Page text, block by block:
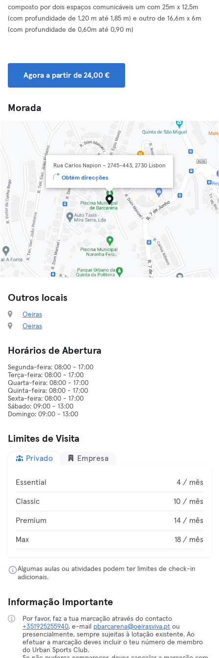
composto por dois espaços comunicáveis um com 25m x 12,5m
(com profundidade de 1,20 m até 1,85 m) e outro de 16,6m x 6m
(com profundidade de 0,60m até 0,90 m)
Agora a partir de 24,00 €
Morada
Rua Carlos Napion – 2745-443, 2730 Lisbon
Obtém direcções
Outros locais
Oeiras
Oeiras
Horários de Abertura
Segunda-feira: 08:00 - 17:00
Terça-feira: 08:00 - 17:00
Quarta-feira: 08:00 - 17:00
Quinta-feira: 08:00 - 17:00
Sexta-feira: 08:00 - 17:00
Sábado: 09:00 - 13:00
Limites de Visita
Privado Empresa
Essential 4 / mês
Classic 10 / mês
Premium 14 / mês
Max 18 / mês
Algumas aulas ou atividades podem ter limites de check-in
adicionais.
Informação Importante
Por favor, faz a tua marcação através do contacto
+351925255940, e-mail pbarcarena@oeirasviva.pt ou
presencialmente, sempre sujeitas à lotação existente. Ao
efetuar a marcação deves incluir o teu número de membro
do Urban Sports Club.